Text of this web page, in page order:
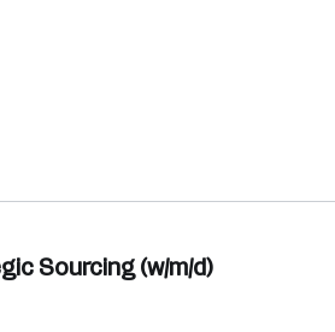
Sourcing (w/m/d)